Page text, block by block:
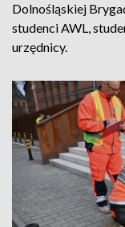
Dolnośląskiej
studenci AWL,
urzędnicy.